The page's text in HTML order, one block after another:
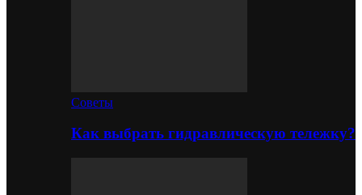
Советы
Как выбрать гидравлическую тележку?